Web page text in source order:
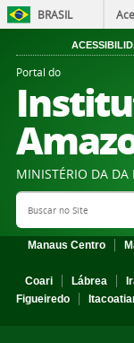
BRASIL
Portal do
MINISTÉRIO DA DA
Search Site
Manaus Centro
Coari
Lábrea
Figueiredo